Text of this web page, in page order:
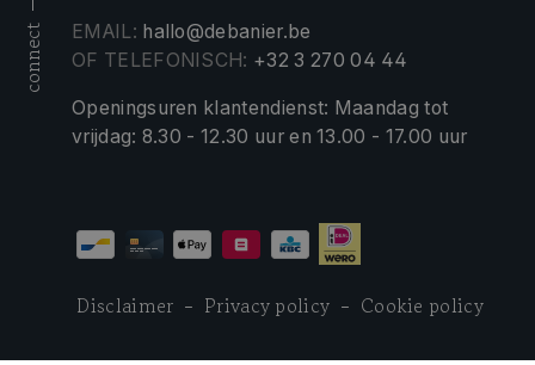
connect
EMAIL: hallo@debanier.be
OF TELEFONISCH: +32 3 270 04 44
Openingsuren klantendienst: Maandag tot
vrijdag: 8.30 - 12.30 uur en 13.00 - 17.00 uur
Disclaimer Privacy policy Cookie policy